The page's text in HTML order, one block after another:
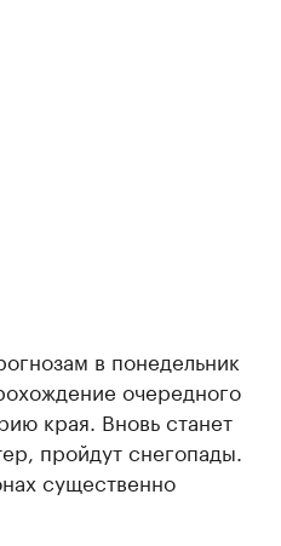
в понедельник
очередного
края. Вновь станет
пройдут снегопады.
существенно